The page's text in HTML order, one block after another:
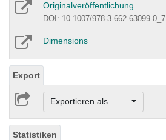
Originalveröffentlichung
DOI: 10.1007/978-3-662-63099-0_7
Dimensions
Export
Exportieren als ...
Statistiken